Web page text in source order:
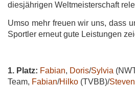
diesjährigen Weltmeisterschaft
Umso mehr freuen wir uns, dass
Sportler erneut gute Leistungen
1. Platz: Fabian, Doris/Sylvia
Team, Fabian/Hilko (TVBB)/Steven